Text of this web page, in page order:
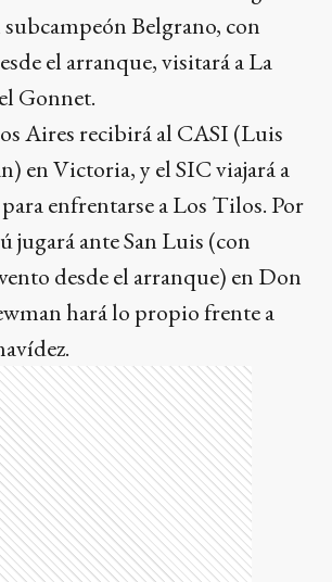
Belgrano, con
el arranque, visitará a La
Gonnet.
Aires recibirá al CASI (Luis
en Victoria, y el SIC viajará a
enfrentarse a Los Tilos. Por
jugará ante San Luis (con
desde el arranque) en Don
hará lo propio frente a